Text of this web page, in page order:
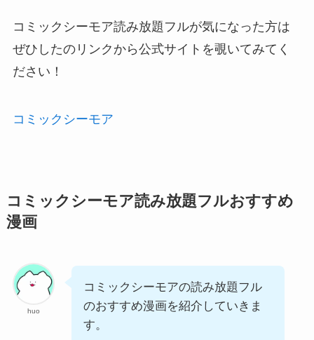
コミックシーモア読み放題フルが気になった方は
ぜひしたのリンクから公式サイトを覗いてみてく
ださい！
コミックシーモア
コミックシーモア読み放題フルおすすめ
漫画
huo
コミックシーモアの読み放題フル
のおすすめ漫画を紹介していきま
す。